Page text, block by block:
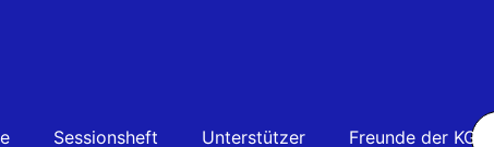
Sessionsheft Unterstützer Freunde der KG